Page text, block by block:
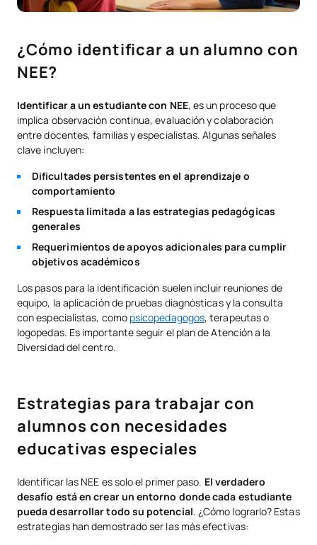
¿Cómo identificar a un alumno con
NEE?
Identificar a un estudiante con NEE, es un proceso que
implica observación continua, evaluación y colaboración
entre docentes, familias y especialistas. Algunas señales
clave incluyen:
Dificultades persistentes en el aprendizaje o
comportamiento
Respuesta limitada a las estrategias pedagógicas
generales
Requerimientos de apoyos adicionales para cumplir
objetivos académicos
Los pasos para la identificación suelen incluir reuniones de
equipo, la aplicación de pruebas diagnósticas y la consulta
con especialistas, como psicopedagogos, terapeutas o
logopedas. Es importante seguir el plan de Atención a la
Diversidad del centro.
Estrategias para trabajar con
alumnos con necesidades
educativas especiales
Identificar las NEE es solo el primer paso. El verdadero
desafío está en crear un entorno donde cada estudiante
pueda desarrollar todo su potencial. ¿Cómo lograrlo? Estas
estrategias han demostrado ser las más efectivas: